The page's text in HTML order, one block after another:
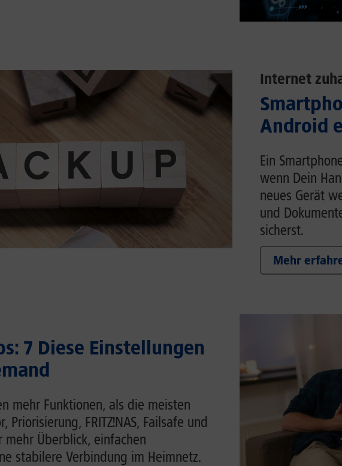
Internet
Android
Ein
wenn Dein
neues Gerät
und
sicherst.
Mehr
7 Diese Einstellungen
mehr Funktionen, als die meisten
Priorisierung, FRITZ!NAS, Failsafe und
mehr Überblick, einfachen
stabilere Verbindung im Heimnetz.